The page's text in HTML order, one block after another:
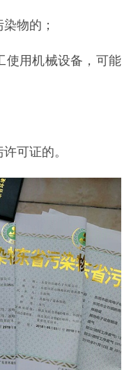
物的；
使用机械设备，可能
可证的。